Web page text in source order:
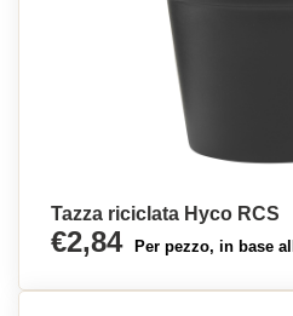
Tazza riciclata Hyco RCS
€2,84 Per pezzo, in base